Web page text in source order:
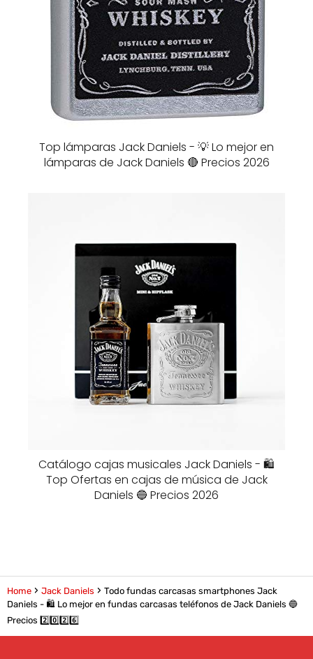
Top lámparas Jack Daniels - 💡 Lo mejor en
lámparas de Jack Daniels 🔴 Precios 2026
Catálogo cajas musicales Jack Daniels - 🛍️
Top Ofertas en cajas de música de Jack
Daniels 🔵 Precios 2026
Home Jack Daniels
Todo fundas carcasas smartphones Jack
Daniels - 🛍️ Lo mejor en fundas carcasas teléfonos de Jack Daniels 🔵
Precios 2️⃣0️⃣2️⃣6️⃣